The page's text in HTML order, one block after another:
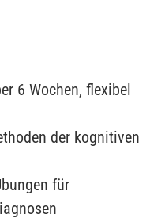
6 Wochen, flexibel
der kognitiven
für